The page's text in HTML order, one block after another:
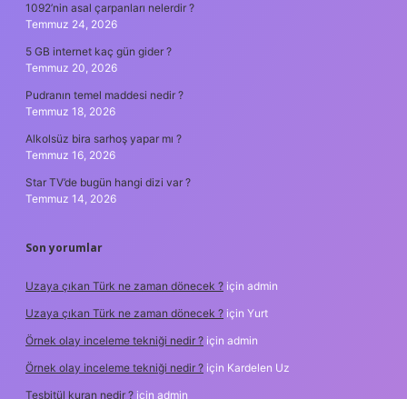
1092’nin asal çarpanları nelerdir ?
Temmuz 24, 2026
5 GB internet kaç gün gider ?
Temmuz 20, 2026
Pudranın temel maddesi nedir ?
Temmuz 18, 2026
Alkolsüz bira sarhoş yapar mı ?
Temmuz 16, 2026
Star TV’de bugün hangi dizi var ?
Temmuz 14, 2026
Son yorumlar
Uzaya çıkan Türk ne zaman dönecek ? için admin
Uzaya çıkan Türk ne zaman dönecek ? için Yurt
Örnek olay inceleme tekniği nedir ? için admin
Örnek olay inceleme tekniği nedir ? için Kardelen Uz
Tesbitül kuran nedir ? için admin